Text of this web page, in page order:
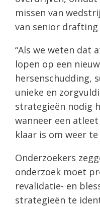
missen van
van senior
“Als we weten dat
lopen op een
hersenschudding,
unieke en
strategieën nodig
wanneer een
klaar is om weer te
Onderzoekers
onderzoek moet
revalidatie- en
strategieën te